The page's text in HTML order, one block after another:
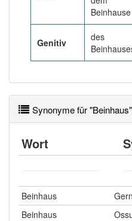
Beinhause
Genitiv
des
Synonyme für "Beinhaus"
Wort
Beinhaus
Beinhaus